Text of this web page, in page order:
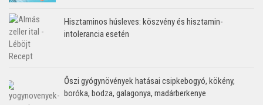
Hisztaminos húsleves: köszvény és hisztamin-
intolerancia esetén
Őszi gyógynövények hatásai csipkebogyó, kökény,
boróka, bodza, galagonya, madárberkenye